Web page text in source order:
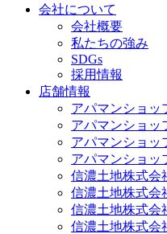
会社について
会社概要
私たちの強み
SDGs
採用情報
店舗情報
アパマンショッ
アパマンショッ
アパマンショッ
アパマンショッ
信濃土地株式会
信濃土地株式会
信濃土地株式会
信濃土地株式会